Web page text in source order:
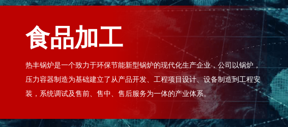
食品加工
热丰锅炉是一个致力于环保节能新型锅炉的现代化生产企业，公司以锅炉，
压力容器制造为基础建立了从产品开发、工程项目设计、设备制造到工程安
装，系统调试及售前、售中、售后服务为一体的产业体系。